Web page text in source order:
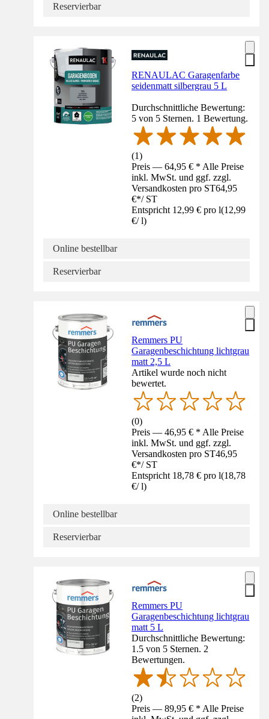
Reservierbar
RENAULAC Garagenfarbe
seidenmatt silbergrau 5 L
Durchschnittliche Bewertung:
5 von 5 Sternen. 1 Bewertung.
(1)
Preis — 64,95 € * Alle Preise
inkl. MwSt. und ggf. zzgl.
Versandkosten pro ST64,95
€*/ ST
Entspricht 12,99 € pro l(12,99
€/ l)
Online bestellbar
Reservierbar
Remmers PU
Garagenbeschichtung lichtgrau
matt 2,5 L
Artikel wurde noch nicht
bewertet.
(0)
Preis — 46,95 € * Alle Preise
inkl. MwSt. und ggf. zzgl.
Versandkosten pro ST46,95
€*/ ST
Entspricht 18,78 € pro l(18,78
€/ l)
Online bestellbar
Reservierbar
Remmers PU
Garagenbeschichtung lichtgrau
matt 5 L
Durchschnittliche Bewertung:
1.5 von 5 Sternen. 2
Bewertungen.
(2)
Preis — 89,95 € * Alle Preise